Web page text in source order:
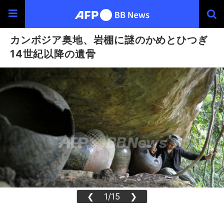
カンボジア奥地、岩棚に謎のかめとひつぎ
14世紀以降の遺骨
❮ 1/15 ❯